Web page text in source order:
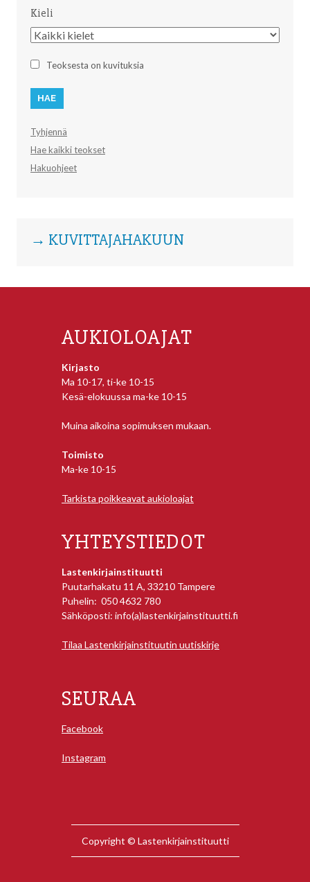
Kieli
Kieli
Teoksesta on kuvituksia
Tyhjennä
Hae kaikki teokset
Hakuohjeet
→ KUVITTAJAHAKUUN
AUKIOLOAJAT
Kirjasto
Ma 10-17, ti-ke 10-15
Kesä-elokuussa ma-ke 10-15
Muina aikoina sopimuksen mukaan.
Toimisto
Ma-ke 10-15
Tarkista poikkeavat aukioloajat
YHTEYSTIEDOT
Lastenkirjainstituutti
Puutarhakatu 11 A, 33210 Tampere
Puhelin: 050 4632 780
Sähköposti: info(a)lastenkirjainstituutti.fi
Tilaa Lastenkirjainstituutin uutiskirje
SEURAA
Facebook
Instagram
Copyright © Lastenkirjainstituutti